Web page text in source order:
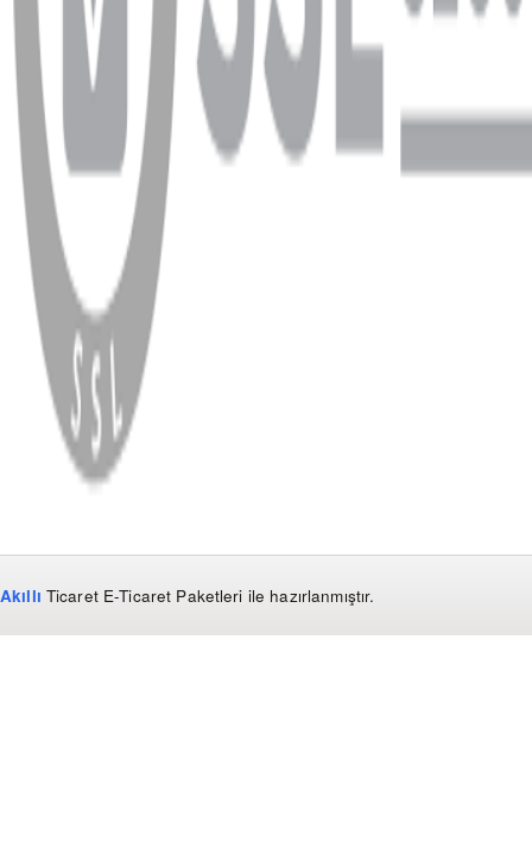
WhatsApp Facebook
Copyright
2026 Dükkan Hifi
Akıllı Ticaret E-Ticaret Paketleri ile hazırlanmıştır.